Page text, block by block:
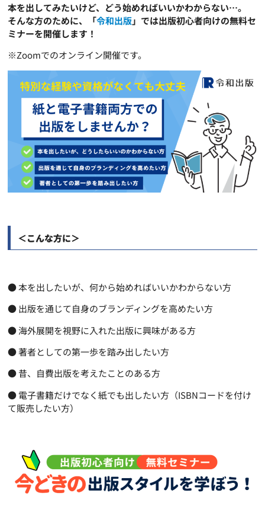
本を出してみたいけど、どう始めればいいかわからない…。
そんな方のために、「令和出版」では出版初心者向けの無料セ
ミナーを開催します！
※Zoomでのオンライン開催です。
＜こんな方に＞
● 本を出したいが、何から始めればいいかわからない方
● 出版を通じて自身のブランディングを高めたい方
● 海外展開を視野に入れた出版に興味がある方
● 著者としての第一歩を踏み出したい方
● 昔、自費出版を考えたことのある方
● 電子書籍だけでなく紙でも出したい方（ISBNコードを付け
て販売したい方）